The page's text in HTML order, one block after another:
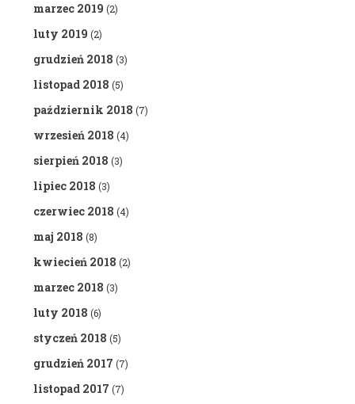
marzec 2019 (2)
luty 2019 (2)
grudzień 2018 (3)
listopad 2018 (5)
październik 2018 (7)
wrzesień 2018 (4)
sierpień 2018 (3)
lipiec 2018 (3)
czerwiec 2018 (4)
maj 2018 (8)
kwiecień 2018 (2)
marzec 2018 (3)
luty 2018 (6)
styczeń 2018 (5)
grudzień 2017 (7)
listopad 2017 (7)